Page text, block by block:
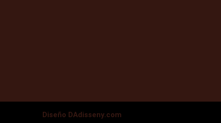
Diseño DAdisseny.com